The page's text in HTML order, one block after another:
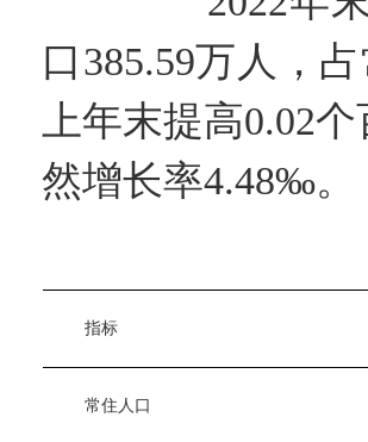
口385.59万人，
上年末提高0.02
然增长率4.48‰。
表
指标
常住人口